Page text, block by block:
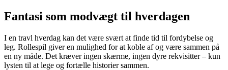
Fantasi som modvægt til hverdagen
I en travl hverdag kan det være svært at finde tid til fordybelse og
leg. Rollespil giver en mulighed for at koble af og være sammen på
en ny måde. Det kræver ingen skærme, ingen dyre rekvisitter – kun
lysten til at lege og fortælle historier sammen.